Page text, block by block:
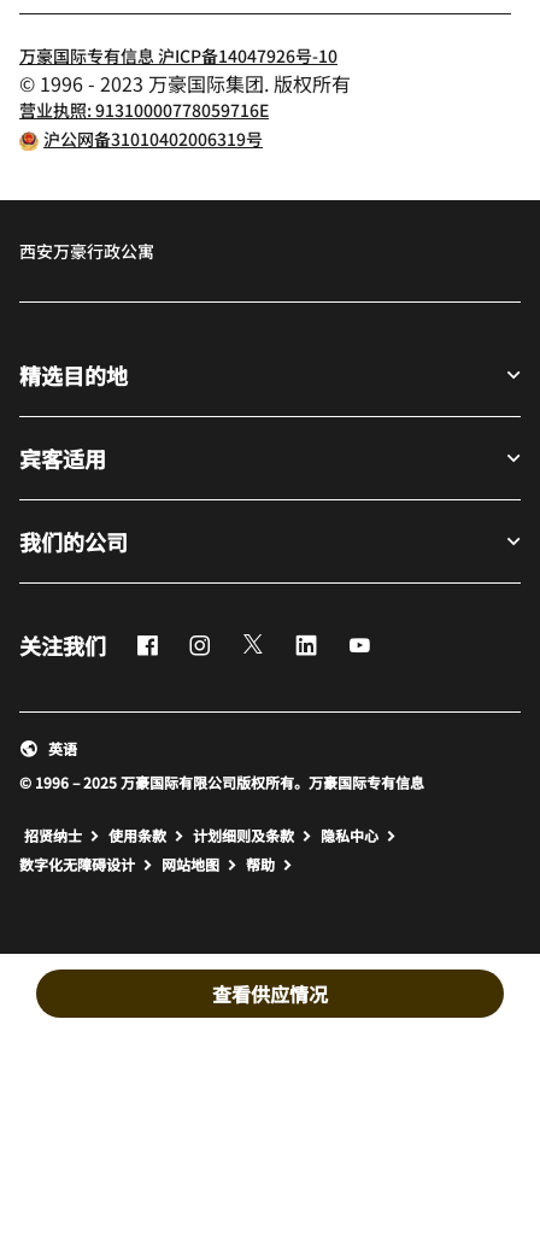
查看供应情况
万豪国际专有信息 沪ICP备14047926号-10
© 1996 - 2023 万豪国际集团. 版权所有
营业执照: 91310000778059716E
沪公网备31010402006319号
西安万豪行政公寓
精选目的地
宾客适用
我们的公司
关注我们 FacebookInstagram
Twitter LinkedIn
© 1996 – 2025 万豪国际有限公司版权所有。万豪国际专有信息
英语
招贤纳士 使用条款 计划细则及条款
隐私中心
数字化无障碍设计
网站地图 打开新窗口
帮助